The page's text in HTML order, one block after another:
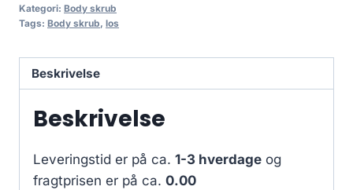
Kategori: Body skrub
Tags: Body skrub, los
Beskrivelse
Beskrivelse
Leveringstid er på ca. 1-3 hverdage og
fragtprisen er på ca. 0.00